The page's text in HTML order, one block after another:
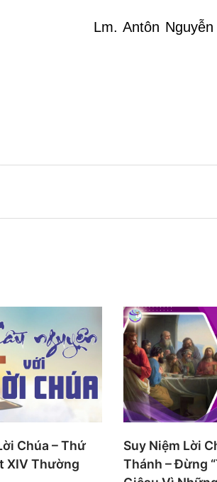
Lm. Antôn
Chúa – Thứ
XIV Thường
Suy Niệm Lời
Thánh – Đừng